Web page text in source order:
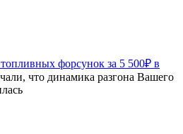
форсунок за 5 500₽ в
что динамика разгона Вашего